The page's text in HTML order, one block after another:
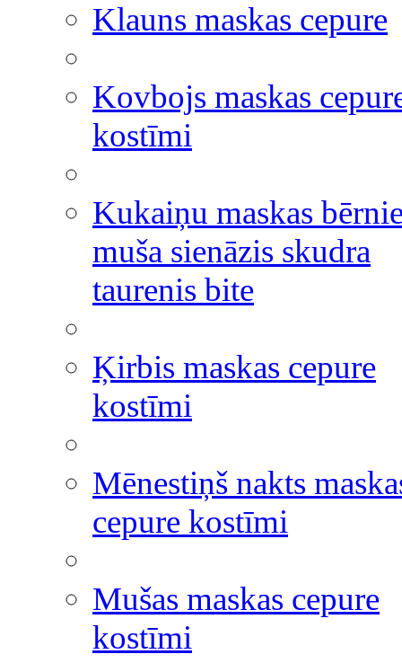
Klauns maskas cepure
Kovbojs maskas
kostīmi
Kukaiņu maskas
muša sienāzis skudra
taurenis bite
Ķirbis maskas cepure
kostīmi
Mēnestiņš nakts
cepure kostīmi
Mušas maskas cepure
kostīmi